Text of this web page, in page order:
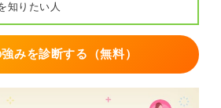
リアアップが管理職という狭い定
ヤーとして専門性を極めるなど自
心地よく成長できる道を探すことが
働き方について相談し、自身の納得
知りたい人
みを診断する（無料）